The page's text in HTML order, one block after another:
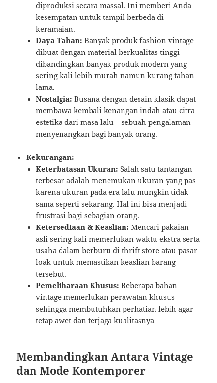
diproduksi secara massal. Ini memberi Anda
kesempatan untuk tampil berbeda di
keramaian.
Daya Tahan: Banyak produk fashion vintage
dibuat dengan material berkualitas tinggi
dibandingkan banyak produk modern yang
sering kali lebih murah namun kurang tahan
lama.
Nostalgia: Busana dengan desain klasik dapat
membawa kembali kenangan indah atau citra
estetika dari masa lalu—sebuah pengalaman
menyenangkan bagi banyak orang.
Kekurangan:
Keterbatasan Ukuran: Salah satu tantangan
terbesar adalah menemukan ukuran yang pas
karena ukuran pada era lalu mungkin tidak
sama seperti sekarang. Hal ini bisa menjadi
frustrasi bagi sebagian orang.
Ketersediaan & Keaslian: Mencari pakaian
asli sering kali memerlukan waktu ekstra serta
usaha dalam berburu di thrift store atau pasar
loak untuk memastikan keaslian barang
tersebut.
Pemeliharaan Khusus: Beberapa bahan
vintage memerlukan perawatan khusus
sehingga membutuhkan perhatian lebih agar
tetap awet dan terjaga kualitasnya.
Membandingkan Antara Vintage
dan Mode Kontemporer